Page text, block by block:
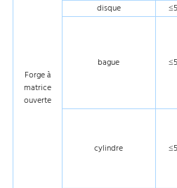
Forge à
matrice
ouverte
disque
bague
cylindre